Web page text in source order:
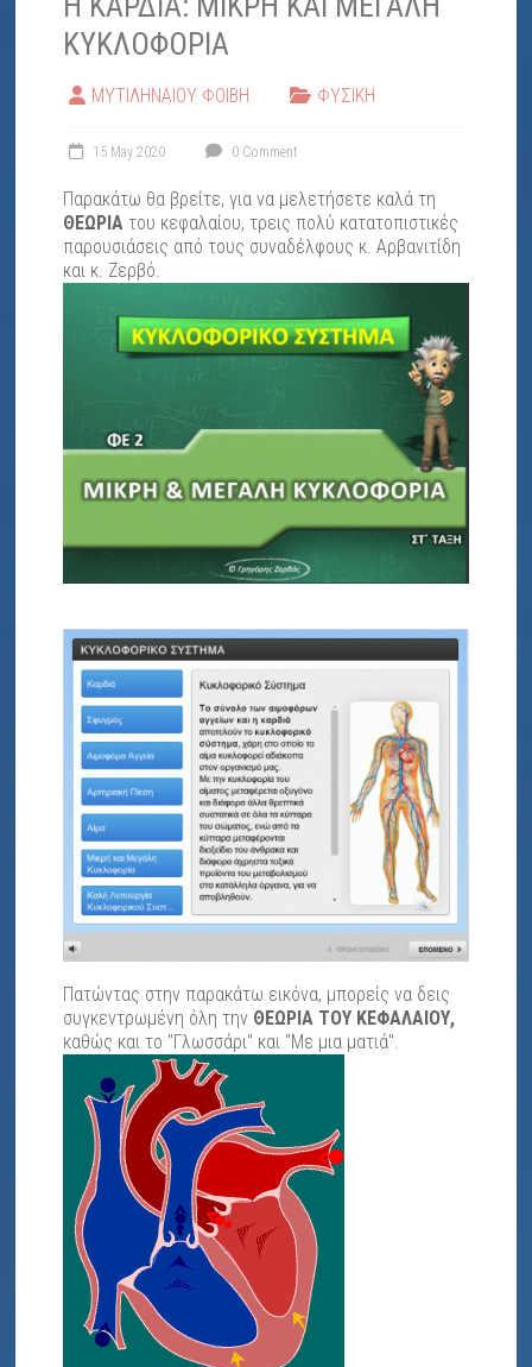
"ΕΛΠΙΔΑ"
ΚΥΚΛΟΦΟΡΙΑ
ΜΥΤΙΛΗΝΑΙΟΥ ΦΟΙΒΗ ΦΥΣΙΚΗ
15 May 2020 0 Comment
Παρακάτω θα βρείτε, για να μελετήσετε καλά τη
ΘΕΩΡΙΑ του κεφαλαίου, τρεις πολύ κατατοπιστικές
παρουσιάσεις από τους συναδέλφους κ. Αρβανιτίδη
και κ. Ζερβό.
Πατώντας στην παρακάτω εικόνα, μπορείς να δεις
συγκεντρωμένη όλη την ΘΕΩΡΙΑ ΤΟΥ ΚΕΦΑΛΑΙΟΥ,
καθώς και το "Γλωσσάρι" και "Με μια ματιά".